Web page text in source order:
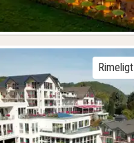
Rimeligt